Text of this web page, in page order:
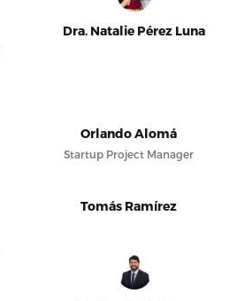
Dra. Natalie Pérez Luna
Orlando Alomá
Startup Project Manager
Tomás Ramírez